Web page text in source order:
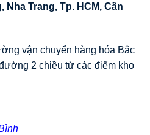
Nha Trang, Tp. HCM, Cần
vận chuyển hàng hóa Bắc
2 chiều từ các điểm kho